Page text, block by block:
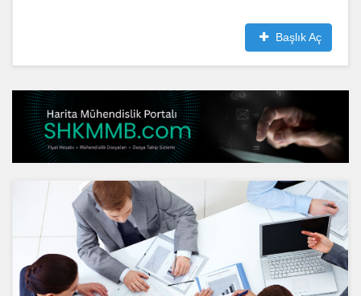
Başlık Aç